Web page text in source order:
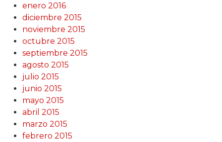
enero 2016
diciembre 2015
noviembre 2015
octubre 2015
septiembre 2015
agosto 2015
julio 2015
junio 2015
mayo 2015
abril 2015
marzo 2015
febrero 2015